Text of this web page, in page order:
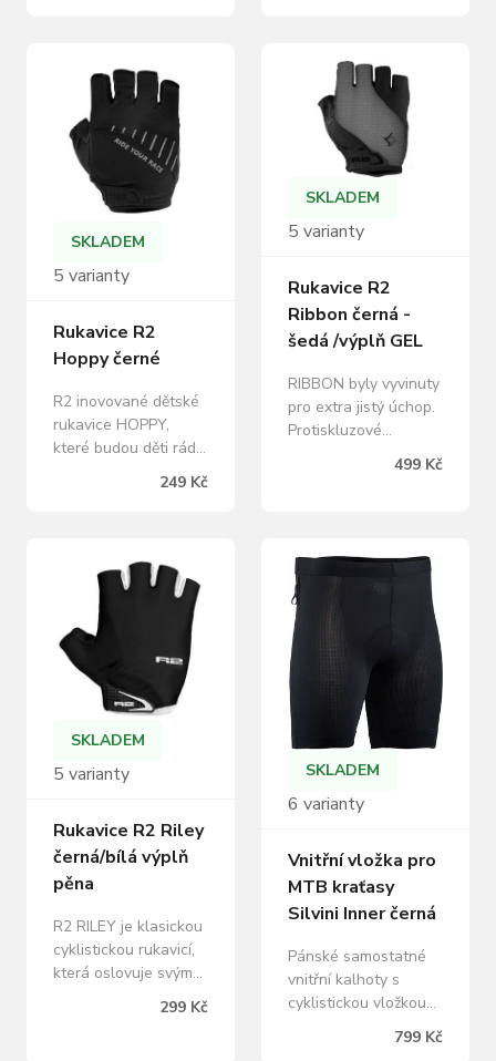
kde je to opravdu
užitečné. Praktické
stahovací pásky na
prostředních prstech
výrazně usnadňují
stažení rukavic z
rukou. Minimalizace
množství švů
stahovací pásky na
prostředních prstech
výrazně usnadňují
stažení rukavic z
rukou. Minimalizace
množství švů
SKLADEM
5 varianty
Rukavice R2
Hoppy černé
R2 inovované dětské
rukavice HOPPY,
které budou děti rády
nosit díky maximálně
přizpůsobit tvaru
dětské ruky.
Polstrování na dlani
přináší nejen komfort,
ale také vyšší
odolnost proti
prodření v případě
stahovací poutka pak
značně…
249 Kč
SKLADEM
5 varianty
Rukavice R2
Ribbon černá -
šedá /výplň GEL
RIBBON byly vyvinuty
pro extra jistý úchop.
Protiskluzové
vlastnosti materiálů
Kombinace nejlepších
materiálů pomohla
optimalizovat RIBBON
pro jistotu i komfort
při rychlých, i
dlouhých závodech či
vyjížďkách. RIBBON
jsou…
499 Kč
SKLADEM
5 varianty
Rukavice R2 Riley
černá/bílá výplň
pěna
R2 RILEY je klasickou
cyklistickou rukavicí,
která oslovuje svým
jednoduchým a čistým
designem. Riley mají
299 Kč
SKLADEM
6 varianty
Vnitřní vložka pro
MTB kraťasy
Silvini Inner černá
Pánské samostatné
vnitřní kalhoty s
cyklistickou vložkou
velmi prodyšný a
799 Kč